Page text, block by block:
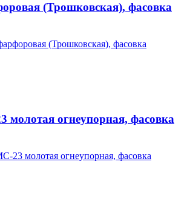
(Трошковская), фасовка
огнеупорная, фасовка